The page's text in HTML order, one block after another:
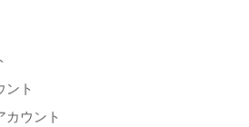
ント
カウント